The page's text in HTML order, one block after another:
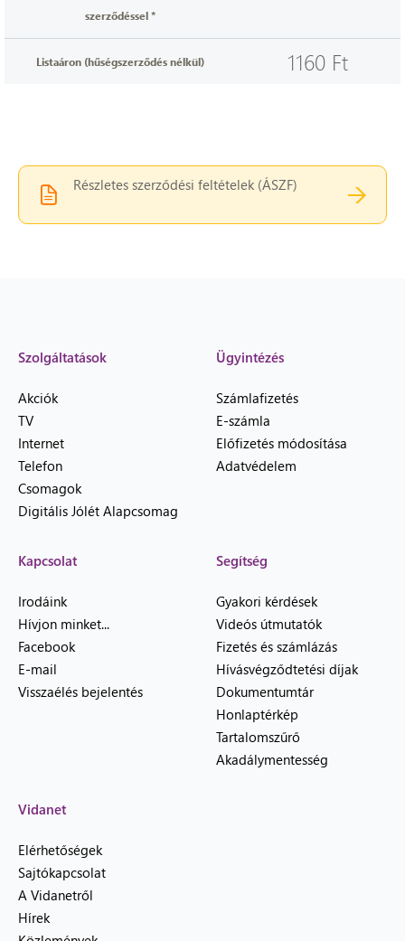
szerződéssel *
Listaáron (hűségszerződés nélkül) 1160 Ft
Részletes szerződési feltételek (ÁSZF)
Szolgáltatások
Akciók
TV
Internet
Telefon
Csomagok
Digitális Jólét Alapcsomag
Ügyintézés
Számlafizetés
E-számla
Előfizetés módosítása
Adatvédelem
Kapcsolat
Irodáink
Hívjon minket...
Facebook
E-mail
Visszaélés bejelentés
Segítség
Gyakori kérdések
Videós útmutatók
Fizetés és számlázás
Hívásvégződtetési díjak
Dokumentumtár
Honlaptérkép
Tartalomszűrő
Akadálymentesség
Vidanet
Elérhetőségek
Sajtókapcsolat
A Vidanetről
Hírek